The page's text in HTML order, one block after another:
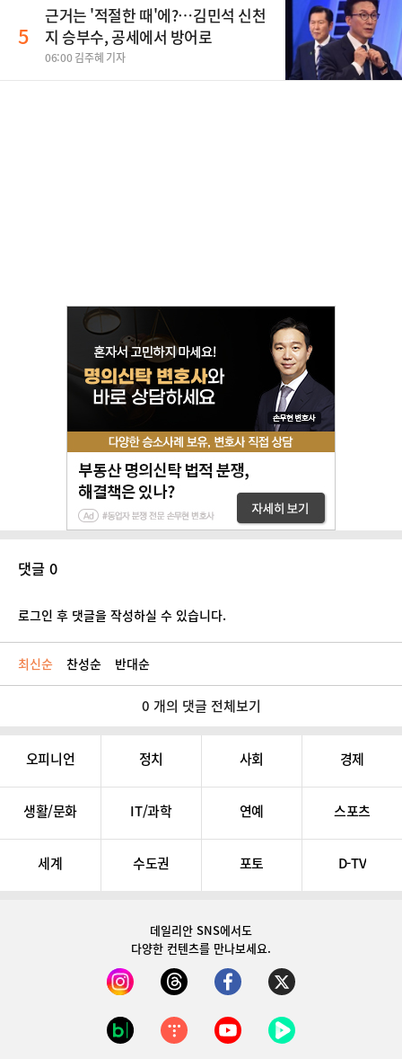
5
근거는 '적절한 때'에?…김민석 신천
지 승부수, 공세에서 방어로
06:00 김주혜 기자
댓글 0
로그인 후 댓글을 작성하실 수 있습니다.
최신순 찬성순 반대순
0 개의 댓글 전체보기
오피니언 정치 사회 경제
생활/문화 IT/과학 연예 스포츠
세계 수도권 포토 D-TV
데일리안 SNS에서도
다양한 컨텐츠를 만나보세요.